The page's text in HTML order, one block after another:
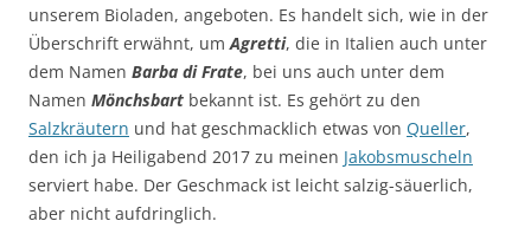
unserem Bioladen, angeboten. Es handelt sich, wie in der
Überschrift erwähnt, umAgretti, die in Italien auch unter
dem Namen Barba di Frate, bei uns auch unter dem
Namen Mönchsbart bekannt ist. Es gehört zu den
Salzkräutern und hat geschmacklich etwas von Queller,
den ich ja Heiligabend 2017 zu meinen Jakobsmuscheln
serviert habe. Der Geschmack ist leicht salzig-säuerlich,
aber nicht aufdringlich.